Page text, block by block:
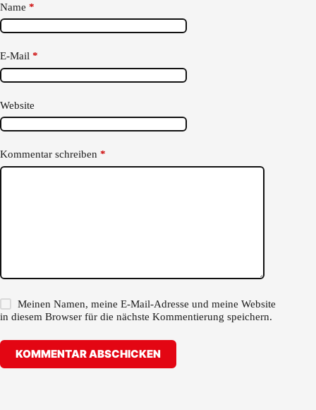
Name *
E-Mail *
Website
Kommentar schreiben *
Meinen Namen, meine E-Mail-Adresse und meine Website
in diesem Browser für die nächste Kommentierung speichern.
KOMMENTAR ABSCHICKEN